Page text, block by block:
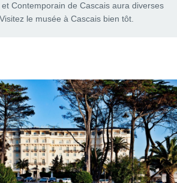
Contemporain de Cascais aura diverses
le musée à Cascais bien tôt.